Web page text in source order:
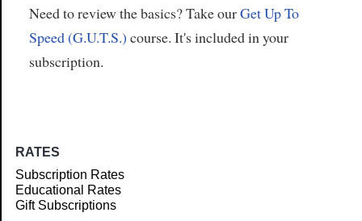
Need to review the basics? Take ourGet Up To
Speed (G.U.T.S.) course. It's included in your
subscription.
RATES
Subscription Rates
Educational Rates
Gift Subscriptions